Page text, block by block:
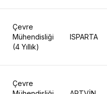
Çevre
Mühendisliği
(4 Yıllık)
ISPARTA
Çevre